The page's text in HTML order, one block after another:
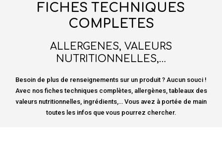
FICHES TECHNIQUES
COMPLETES
ALLERGENES, VALEURS
NUTRITIONNELLES,…
Besoin de plus de renseignements sur un produit ? Aucun souci !
Avec nos fiches techniques complètes, allergènes, tableaux des
valeurs nutritionnelles, ingrédients,… Vous avez à portée de main
toutes les infos que vous pourrez chercher.